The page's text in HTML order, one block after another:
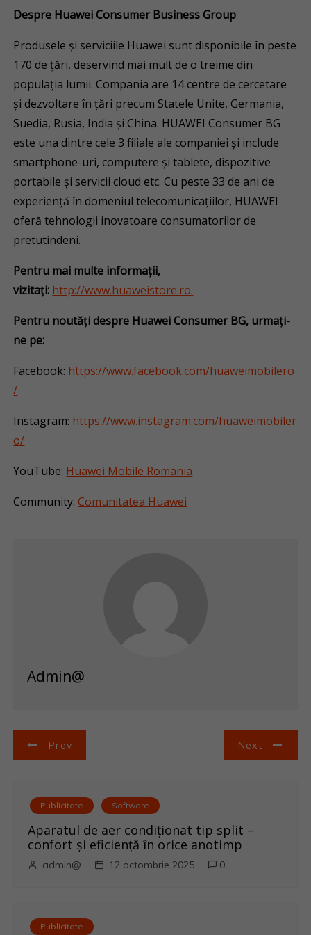
Despre Huawei Consumer Business Group
Produsele și serviciile Huawei sunt disponibile în peste
170 de țări, deservind mai mult de o treime din
populația lumii. Compania are 14 centre de cercetare
și dezvoltare în țări precum Statele Unite, Germania,
Suedia, Rusia, India și China. HUAWEI Consumer BG
este una dintre cele 3 filiale ale companiei și include
smartphone-uri, computere și tablete, dispozitive
portabile și servicii cloud etc. Cu peste 33 de ani de
experiență în domeniul telecomunicațiilor, HUAWEI
oferă tehnologii inovatoare consumatorilor de
pretutindeni.
Pentru mai multe informații,
vizitați: http://www.huaweistore.ro.
Pentru noutăți despre Huawei Consumer BG, urmați-
ne pe:
Facebook: https://www.facebook.com/huaweimobilero
/
Instagram: https://www.instagram.com/huaweimobiler
o/
YouTube: Huawei Mobile Romania
Community:Comunitatea Huawei
Admin@
N
Prev Next
Publicitate Software
Aparatul de aer condiționat tip split –
confort și eficiență în orice anotimp
admin@ 12 octombrie 2025 0
Publicitate